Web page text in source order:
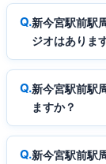
新今宮駅前駅
ジオはありま
新今宮駅前駅
ますか？
新今宮駅前駅